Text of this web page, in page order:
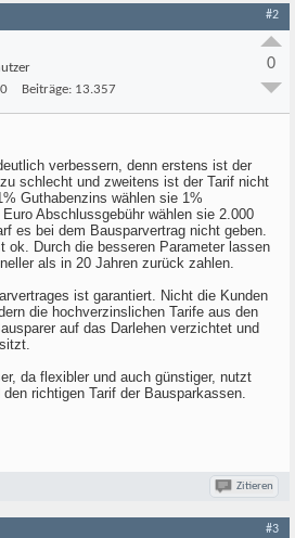
#2
Beiträge: 13.357
0
verbessern, denn erstens ist der
schlecht und zweitens ist der Tarif nicht
Guthabenzins wählen sie 1%
Abschlussgebühr wählen sie 2.000
es bei dem Bausparvertrag nicht geben.
ok. Durch die besseren Parameter lassen
als in 20 Jahren zurück zahlen.
ist garantiert. Nicht die Kunden
die hochverzinslichen Tarife aus den
auf das Darlehen verzichtet und
da flexibler und auch günstiger, nutzt
richtigen Tarif der Bausparkassen.
Zitieren
#3